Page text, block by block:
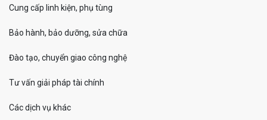
Cung cấp linh kiện, phụ tùng
Bảo hành, bảo dưỡng, sửa chữa
Đào tạo, chuyển giao công nghệ
Tư vấn giải pháp tài chính
Các dịch vụ khác